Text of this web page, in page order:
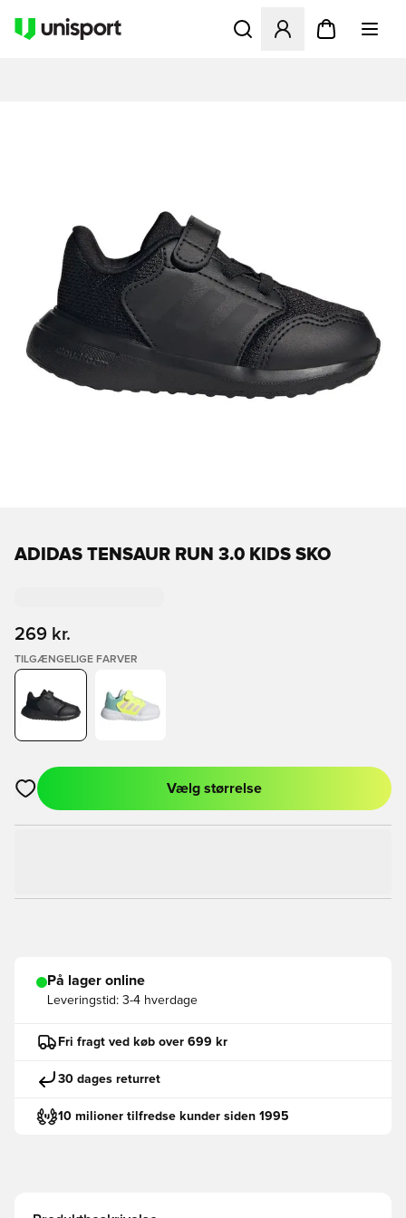
Åbner en Modal til at
ADIDAS TENSAUR RUN 3.0 KIDS SKO
269 kr.
TILGÆNGELIGE FARVER
Åbner en Modal til at logge ind eller tilmelde dig som medlem
Vælg størrelse
På lager online
Leveringstid: 3-4 hverdage
Fri fragt ved køb over 699 kr
30 dages returret
10 milioner tilfredse kunder siden 1995